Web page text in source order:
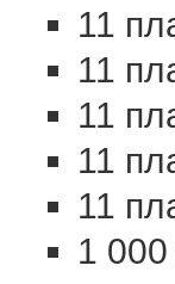
11
11
11
11
11
1 000